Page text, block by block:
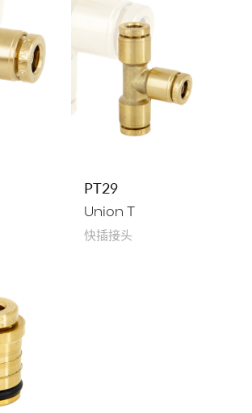
PT29
Union T
快插接头